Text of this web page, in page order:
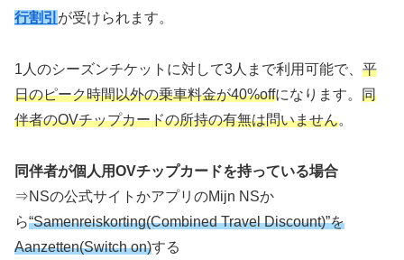
行割引 が受けられます。
1人のシーズンチケットに対して3人まで利用可能で、 平
日のピーク時間以外の乗車料金が40%offになります。 同
伴者のOVチップカードの所持の有無は問いません。
同伴者が個人用OVチップカードを持っている場合
⇒NSの公式サイトかアプリのMijn NSか
ら“Samenreiskorting(Combined Travel Discount)”を
Aanzetten(Switch on)する